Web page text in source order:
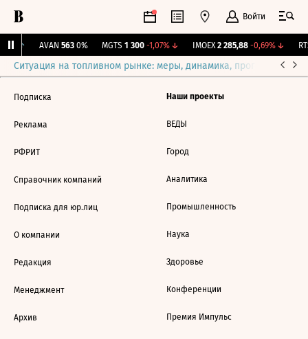
Войти
AVAN 563 0% MGTS 1 300 -1,07%↓ IMOEX 2 285,88 -0,69%↓
Ситуация на топливном рынке: меры, динамика, прогнозы
Подписка
Реклама
РФРИТ
Справочник компаний
Подписка для юр.лиц
О компании
Редакция
Менеджмент
Архив
Наши проекты
ВЕДЫ
Город
Аналитика
Промышленность
Наука
Здоровье
Конференции
Премия Импульс